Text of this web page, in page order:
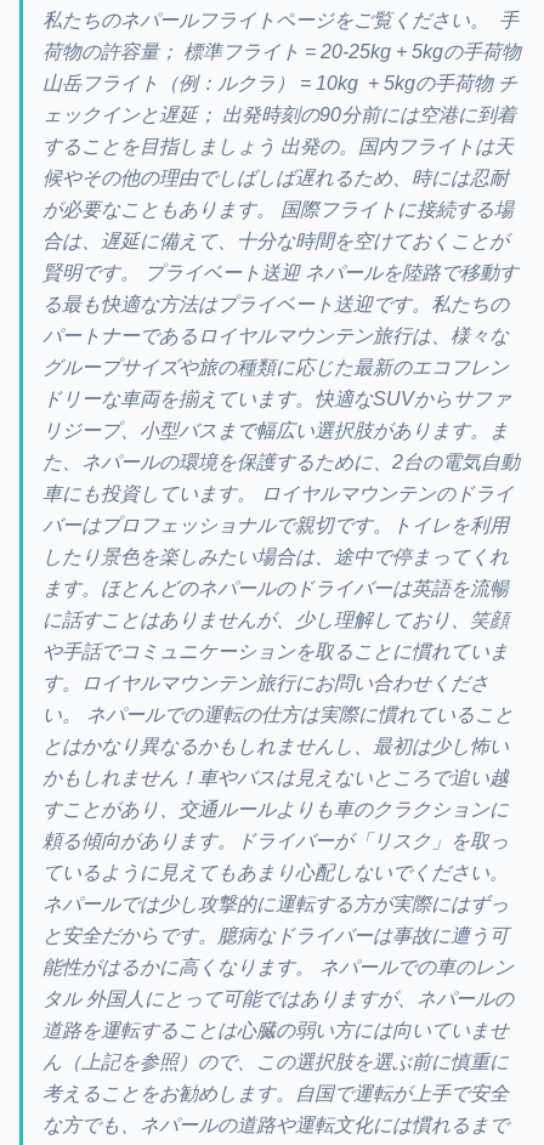
私たちのネパールフライトページをご覧ください。 手
荷物の許容量； 標準フライト = 20-25kg + 5kgの手荷物
山岳フライト（例：ルクラ） = 10kg + 5kgの手荷物 チ
ェックインと遅延； 出発時刻の90分前には空港に到着
することを目指しましょう 出発の。国内フライトは天
候やその他の理由でしばしば遅れるため、時には忍耐
が必要なこともあります。 国際フライトに接続する場
合は、遅延に備えて、十分な時間を空けておくことが
賢明です。 プライベート送迎 ネパールを陸路で移動す
る最も快適な方法はプライベート送迎です。私たちの
パートナーであるロイヤルマウンテン旅行は、様々な
グループサイズや旅の種類に応じた最新のエコフレン
ドリーな車両を揃えています。快適なSUVからサファ
リジープ、小型バスまで幅広い選択肢があります。ま
た、ネパールの環境を保護するために、2台の電気自動
車にも投資しています。 ロイヤルマウンテンのドライ
バーはプロフェッショナルで親切です。トイレを利用
したり景色を楽しみたい場合は、途中で停まってくれ
ます。ほとんどのネパールのドライバーは英語を流暢
に話すことはありませんが、少し理解しており、笑顔
や手話でコミュニケーションを取ることに慣れていま
す。ロイヤルマウンテン旅行にお問い合わせくださ
い。 ネパールでの運転の仕方は実際に慣れていること
とはかなり異なるかもしれませんし、最初は少し怖い
かもしれません！車やバスは見えないところで追い越
すことがあり、交通ルールよりも車のクラクションに
頼る傾向があります。ドライバーが「リスク」を取っ
ているように見えてもあまり心配しないでください。
ネパールでは少し攻撃的に運転する方が実際にはずっ
と安全だからです。臆病なドライバーは事故に遭う可
能性がはるかに高くなります。 ネパールでの車のレン
タル 外国人にとって可能ではありますが、ネパールの
道路を運転することは心臓の弱い方には向いていませ
ん（上記を参照）ので、この選択肢を選ぶ前に慎重に
考えることをお勧めします。自国で運転が上手で安全
な方でも、ネパールの道路や運転文化には慣れるまで